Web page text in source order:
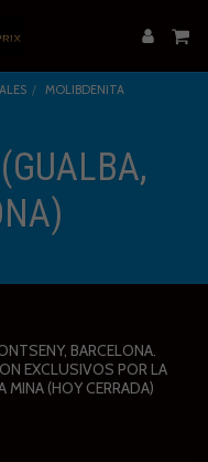
MOLIBDENITA
BARCELONA.
EXCLUSIVOS POR LA
MINA (HOY CERRADA)